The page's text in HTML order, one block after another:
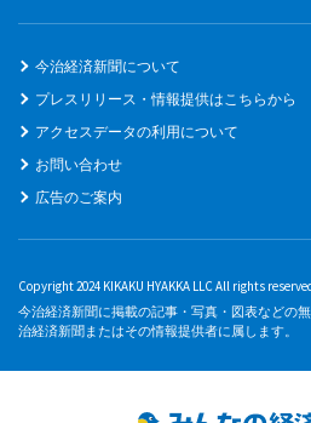
今治経済新聞について
プレスリリース・情報提供はこちらから
アクセスデータの利用について
お問い合わせ
広告のご案内
Copyright 2024 KIKAKU HYAKKA LLC All rights
今治経済新聞に掲載の記事・写真・図表などの
治経済新聞またはその情報提供者に属します。